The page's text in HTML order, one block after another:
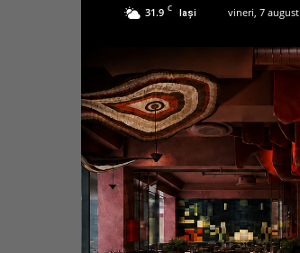
31.9 C Iași vineri, 7